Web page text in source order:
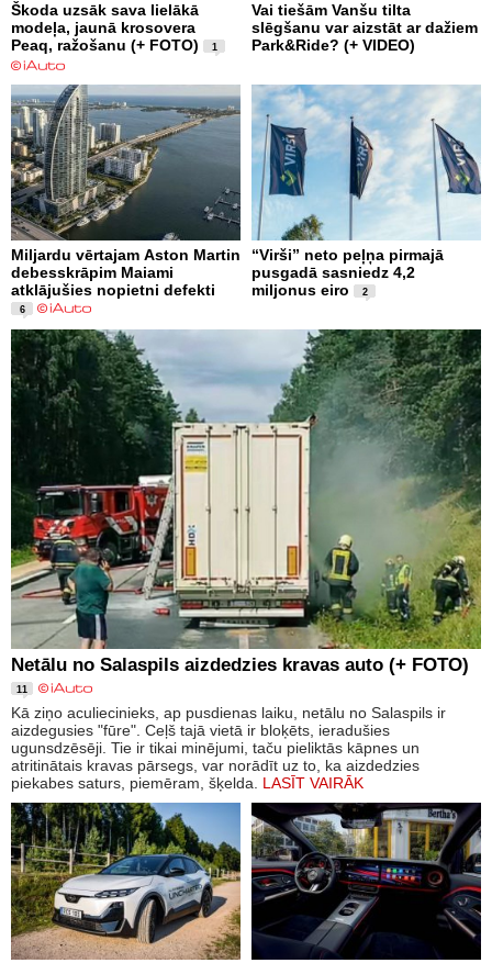
Škoda uzsāk sava lielākā
modeļa, jaunā krosovera
Peaq, ražošanu (+ FOTO)
1
Vai tiešām Vanšu tilta
slēgšanu var aizstāt ar dažiem
Park&Ride? (+ VIDEO)
Miljardu vērtajam Aston Martin
debesskrāpim Maiami
atklājušies nopietni defekti
6
“Virši” neto peļņa pirmajā
pusgadā sasniedz 4,2
miljonus eiro
2
Netālu no Salaspils aizdedzies kravas auto (+ FOTO)
11
Kā ziņo aculiecinieks, ap pusdienas laiku, netālu no Salaspils ir
aizdegusies "fūre". Ceļš tajā vietā ir bloķēts, ieradušies
ugunsdzēsēji. Tie ir tikai minējumi, taču pieliktās kāpnes un
atritinātais kravas pārsegs, var norādīt uz to, ka aizdedzies
piekabes saturs, piemēram, šķelda. LASĪT VAIRĀK